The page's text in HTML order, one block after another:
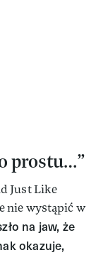
prostu…”
Just Like
nie wystąpić w
na jaw, że
okazuje,